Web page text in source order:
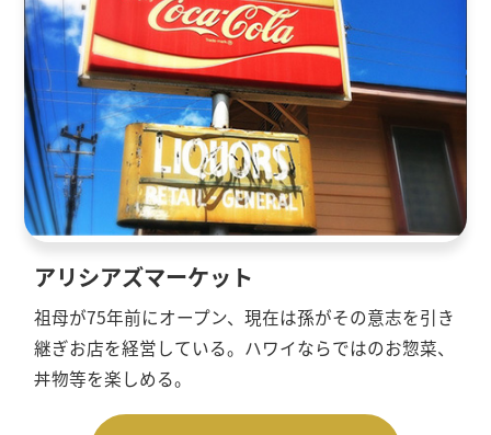
アリシアズマーケット
祖母が75年前にオープン、現在は孫がその意志を引き
継ぎお店を経営している。ハワイならではのお惣菜、
丼物等を楽しめる。